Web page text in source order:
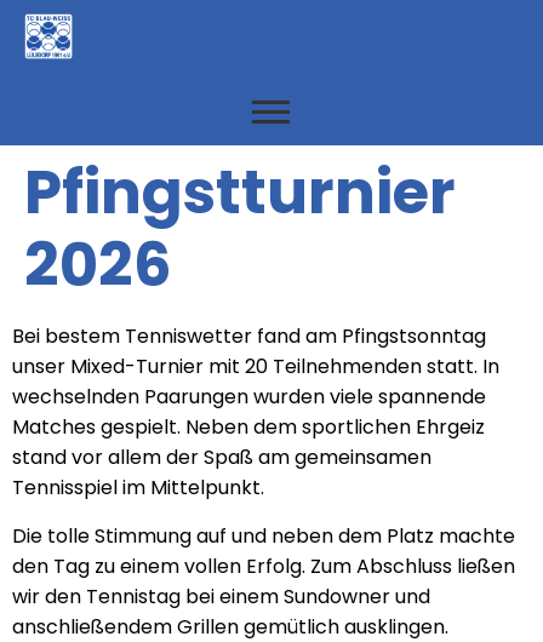
Pfingstturnier
2026
Bei bestem Tenniswetter fand am Pfingstsonntag
unser Mixed-Turnier mit 20 Teilnehmenden statt. In
wechselnden Paarungen wurden viele spannende
Matches gespielt. Neben dem sportlichen Ehrgeiz
stand vor allem der Spaß am gemeinsamen
Tennisspiel im Mittelpunkt.
Die tolle Stimmung auf und neben dem Platz machte
den Tag zu einem vollen Erfolg. Zum Abschluss ließen
wir den Tennistag bei einem Sundowner und
anschließendem Grillen gemütlich ausklingen.